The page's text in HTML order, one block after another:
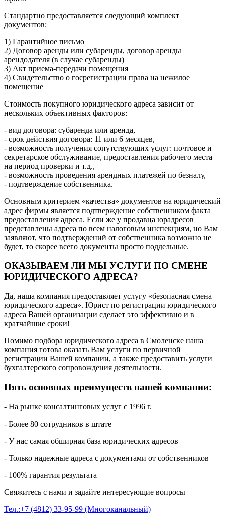
Стандартно предоставляется следующий комплект
документов:
1) Гарантийное письмо
2) Договор аренды или субаренды, договор аренды
арендодателя (в случае субаренды)
3) Акт приема-передачи помещения
4) Свидетельство о госрегистрации права на нежилое
помещение
Стоимость покупного юридического адреса зависит от
нескольких объективных факторов:
- вид договора: субаренда или аренда,
- срок действия договора: 11 или 6 месяцев,
- возможность получения сопутствующих услуг: почтовое и
секретарское обслуживание, предоставления рабочего места
на период проверки и т.д.,
- возможность проведения арендных платежей по безналу,
- подтверждение собственника.
Основным критерием «качества» документов на юридический
адрес фирмы является подтверждение собственником факта
предоставления адреса. Если же у продавца юрадресов
представлены адреса по всем налоговым инспекциям, но Вам
заявляют, что подтверждений от собственника возможно не
будет, то скорее всего документы просто поддельные.
ОКАЗЫВАЕМ ЛИ МЫ УСЛУГИ ПО СМЕНЕ
ЮРИДИЧЕСКОГО АДРЕСА?
Да, наша компания предоставляет услугу «безопасная смена
юридического адреса». Юрист по регистрации юридического
адреса Вашей организации сделает это эффективно и в
кратчайшие сроки!
Помимо подбора юридического адреса в Смоленске наша
компания готова оказать Вам услуги по первичной
регистрации Вашей компании, а также предоставить услуги
бухгалтерского сопровождения деятельности.
Пять основных преимуществ нашей компании:
- На рынке консалтинговых услуг с 1996 г.
- Более 80 сотрудников в штате
- У нас самая обширная база юридических адресов
- Только надежные адреса с документами от собственников
- 100% гарантия результата
Свяжитесь с нами и задайте интересующие вопросы
Тел.:+7 (4812) 33-95-99 (Многоканальный)